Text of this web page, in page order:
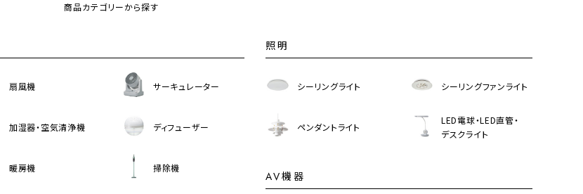
商品カテゴリーから探す
扇風機 サーキュレーター
加湿器・空気清浄機 ディフューザー
暖房機 掃除機
照明
シーリングライト シーリングファンライト
ペンダントライト
LED電球・LED直管・
デスクライト
AV機器